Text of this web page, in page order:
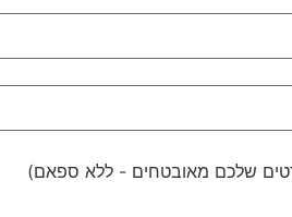
שלכם מאובטחים - ללא ספאם)